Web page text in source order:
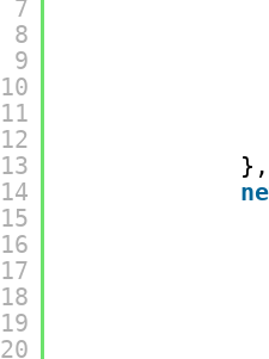
7
8
9
10
11
12
13
14
15
16
17
18
19
20
},